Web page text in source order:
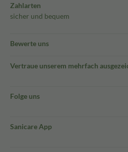
Zahlarten
sicher und bequem
Bewerte uns
Vertraue unserem mehrfach
Folge uns
Sanicare App